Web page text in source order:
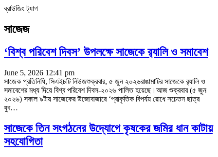
ব্রাউজিং ট্যাগ
সাজেজ
‘বিশ্ব পরিবেশ দিবস’ উপলক্ষে সাজেকে র‌্যালি ও সমাবেশ
June 5, 2026 12:41 pm
সাজেক প্রতিনিধি, সিএইচটি নিউজশুক্রবার, ৫ জুন ২০২৬রাঙামাটির সাজেকে র‌্যালি ও
সমাবেশের মধ্য দিয়ে বিশ্ব পরিবেশ দিবস-২০২৬ পালিত হয়েছে।আজ শুক্রবার (৫ জুন
২০২৬) সকাল ৯টায় সাজেকের উজোবাজারে ‘প্রাকৃতিক বিপর্যয় রোধে সচেতন ছাত্র
যুব…
সাজেকে তিন সংগঠনের উদ্যোগে কৃষকের জমির ধান কাটায়
সহযোগিতা